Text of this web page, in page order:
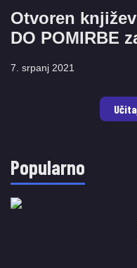
Otvoren
DO POMIRBE
7. srpanj 2021
Popularno